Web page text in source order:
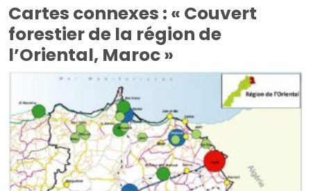
Cartes connexes : « Couvert
forestier de la région de
l’Oriental, Maroc »